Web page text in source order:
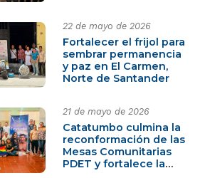
22 de mayo de 2026
Fortalecer el frijol para
sembrar permanencia
y paz en El Carmen,
Norte de Santander
21 de mayo de 2026
Catatumbo culmina la
reconformación de las
Mesas Comunitarias
PDET y fortalece la